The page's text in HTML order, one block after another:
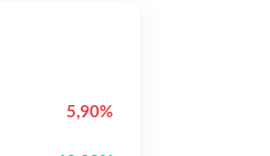
5,90%